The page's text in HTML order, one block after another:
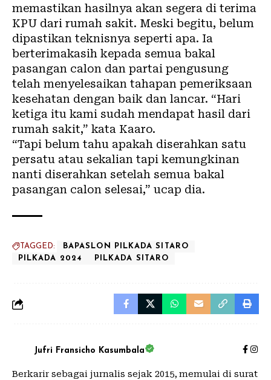
memastikan hasilnya akan segera di terima
KPU dari rumah sakit. Meski begitu, belum
dipastikan teknisnya seperti apa. Ia
berterimakasih kepada semua bakal
pasangan calon dan partai pengusung
telah menyelesaikan tahapan pemeriksaan
kesehatan dengan baik dan lancar. “Hari
ketiga itu kami sudah mendapat hasil dari
rumah sakit,” kata Kaaro.
“Tapi belum tahu apakah diserahkan satu
persatu atau sekalian tapi kemungkinan
nanti diserahkan setelah semua bakal
pasangan calon selesai,” ucap dia.
TAGGED:
BAPASLON PILKADA SITARO
PILKADA 2024
PILKADA SITARO
Jufri Fransicho Kasumbala
Berkarir sebagai jurnalis sejak 2015, memulai di surat